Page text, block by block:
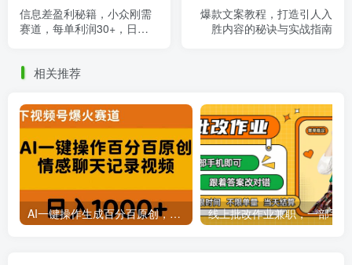
信息差盈利秘籍，小众刚需
赛道，每单利润30+，日销
爆款文案教程，打造引人入
胜内容的秘诀与实战指南
相关推荐
AI一键操作生成百分百原创，揭秘情感聊天记录视频，当下视频号爆火新赛道